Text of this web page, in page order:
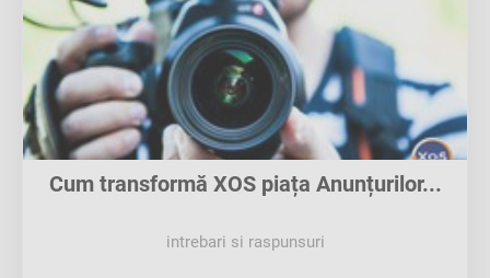
Cum transformă XOS piața Anunțurilor...
intrebari si raspunsuri